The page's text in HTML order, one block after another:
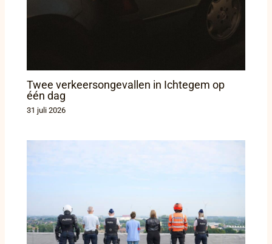
Twee verkeersongevallen in Ichtegem op
één dag
31 juli 2026